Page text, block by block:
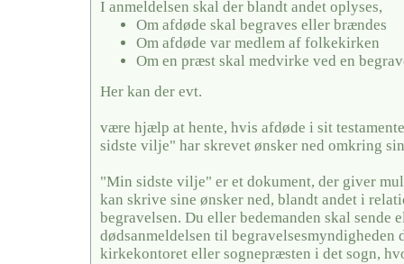
I anmeldelsen skal der blandt andet oplyses,
Om afdøde skal begraves eller brændes
Om afdøde var medlem af folkekirken
Om en præst skal medvirke ved en
Her kan der evt.
være hjælp at hente, hvis afdøde i sit
sidste vilje" har skrevet ønsker ned omkring
"Min sidste vilje" er et dokument, der giver
kan skrive sine ønsker ned, blandt andet i
begravelsen. Du eller bedemanden skal sende
dødsanmeldelsen til begravelsesmyndigheden
kirkekontoret eller sognepræsten i det sogn,